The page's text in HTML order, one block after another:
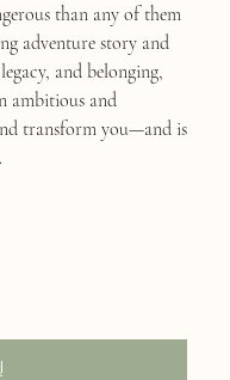
than any of them
adventure story and
and belonging,
ambitious and
transform you—and is